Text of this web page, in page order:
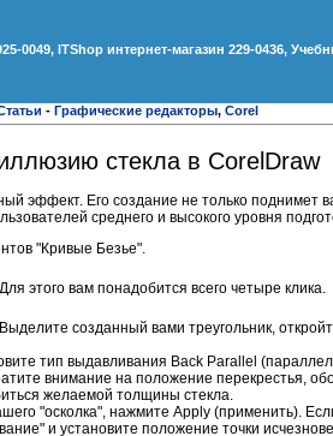
0049, ITShop интернет-магазин 229-0436,
- Графические редакторы, Corel
стекла в CorelDraw
эффект. Его создание не только поднимет
среднего и высокого уровня
"Кривые Безье".
этого вам понадобится всего четыре клика.
созданный вами треугольник,
тип выдавливания Back Parallel
внимание на положение перекрестья,
желаемой толщины стекла.
"осколка", нажмите Apply (применить).
и установите положение точки